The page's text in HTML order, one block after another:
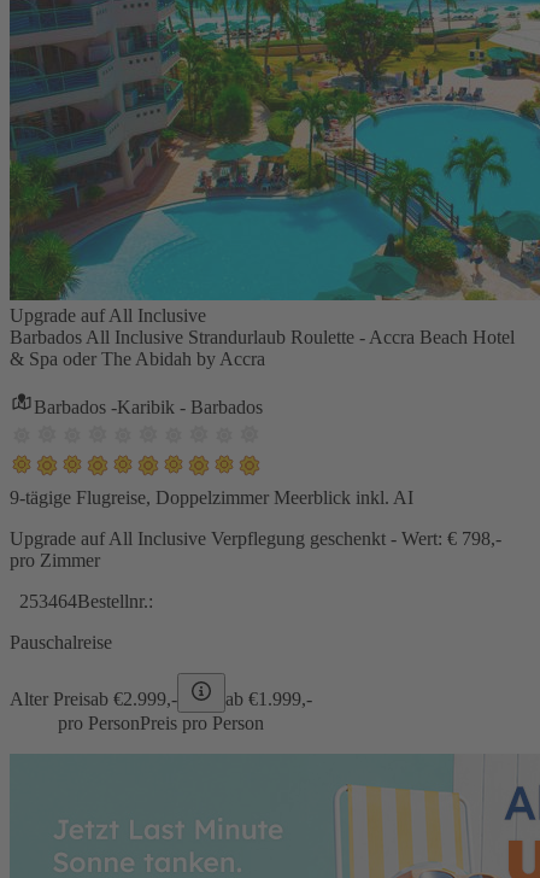
Upgrade auf All Inclusive
Barbados All Inclusive Strandurlaub Roulette - Accra Beach Hotel
& Spa oder The Abidah by Accra
Barbados -Karibik - Barbados
9-tägige Flugreise, Doppelzimmer Meerblick inkl. AI
Upgrade auf All Inclusive Verpflegung geschenkt - Wert: € 798,-
pro Zimmer
253464Bestellnr.:
Pauschalreise
Alter Preisab €2.999,- ab €1.999,-
pro PersonPreis pro Person